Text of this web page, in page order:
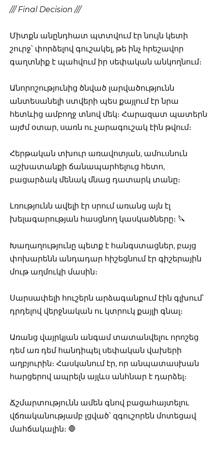
/// Final Decision ///
Միտքն անընդհատ պտտվում էր նույն կետի
շուրջ՝ փորձելով գուշակել, թե ինչ հրեշավոր
գաղտնիք է պահվում իր սեփական անկողնում։
Անորոշությունից ծնված լարվածությունն
անտեսանելի ստվերի պես քայլում էր նրա
հետևից ամբողջ տնով մեկ։ Հարազատ պատերն
այժմ օտար, սառն ու չարագուշակ էին թվում։
Հերթական տխուր առավոտյան, ամուսնուն
աշխատանքի ճանապարհելուց հետո,
բացարձակ մենակ մնաց դատարկ տանը։
Լռությունն ավելի էր սրում առանց այն էլ
խելագարության հասցնող կասկածները։ 🔪
Խաղաղությունը պետք է հանգստացներ, բայց
փոխարենն անդադար հիշեցնում էր գիշերային
մութ աղմուկի մասին։
Սարսափելի հուշերն արձագանքում էին գլխում՝
դրդելով վերջնական ու կտրուկ քայլի գնալ։
Առանց վայրկյան անգամ տատանվելու որոշեց
դեմ առ դեմ հանդիպել սեփական վախերի
աղբյուրին։ Հասկանում էր, որ անպատասխան
հարցերով ապրելն այլևս անհնար է դարձել։
Ճշմարտությունն ամեն գնով բացահայտելու
վճռականությամբ լցված՝ զգուշորեն մոտեցավ
մահճակալին։ 🛑